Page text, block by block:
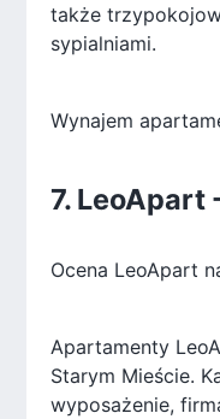
także
sypialniami.
Wynajem
7.
Ocena LeoApart
Apartamenty
Starym Mieście.
wyposażenie,